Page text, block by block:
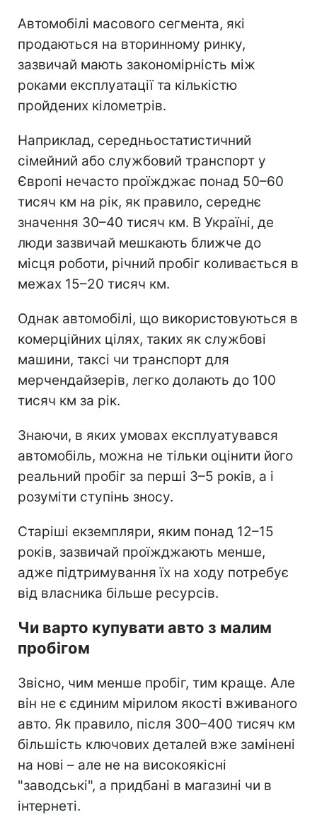
Автомобілі масового сегмента, які
продаються на вторинному ринку,
зазвичай мають закономірність між
роками експлуатації та кількістю
пройдених кілометрів.
Наприклад, середньостатистичний
сімейний або службовий транспорт у
Європі нечасто проїжджає понад 50–60
тисяч км на рік, як правило, середнє
значення 30–40 тисяч км. В Україні, де
люди зазвичай мешкають ближче до
місця роботи, річний пробіг коливається в
межах 15–20 тисяч км.
Однак автомобілі, що використовуються в
комерційних цілях, таких як службові
машини, таксі чи транспорт для
мерчендайзерів, легко долають до 100
тисяч км за рік.
Знаючи, в яких умовах експлуатувався
автомобіль, можна не тільки оцінити його
реальний пробіг за перші 3–5 років, а і
розуміти ступінь зносу.
Старіші екземпляри, яким понад 12–15
років, зазвичай проїжджають менше,
адже підтримування їх на ходу потребує
від власника більше ресурсів.
Чи варто купувати авто з малим
пробігом
Звісно, чим менше пробіг, тим краще. Але
він не є єдиним мірилом якості вживаного
авто. Як правило, після 300–400 тисяч км
більшість ключових деталей вже замінені
на нові – але не на високоякісні
"заводські", а придбані в магазині чи в
інтернеті.